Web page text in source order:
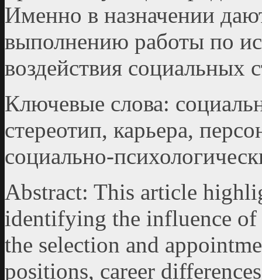
Именно в назначении
выполнению работы по
воздействия социальных
Ключевые слова:
стереотип, карьера,
социально-
Abstract: This article
identifying the influence of
the selection and
positions, career